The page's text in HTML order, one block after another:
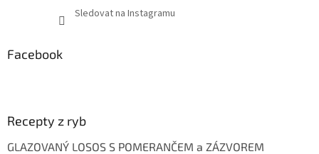
Sledovat na Instagramu
Facebook
Recepty z ryb
GLAZOVANÝ LOSOS S POMERANČEM a ZÁZVOREM